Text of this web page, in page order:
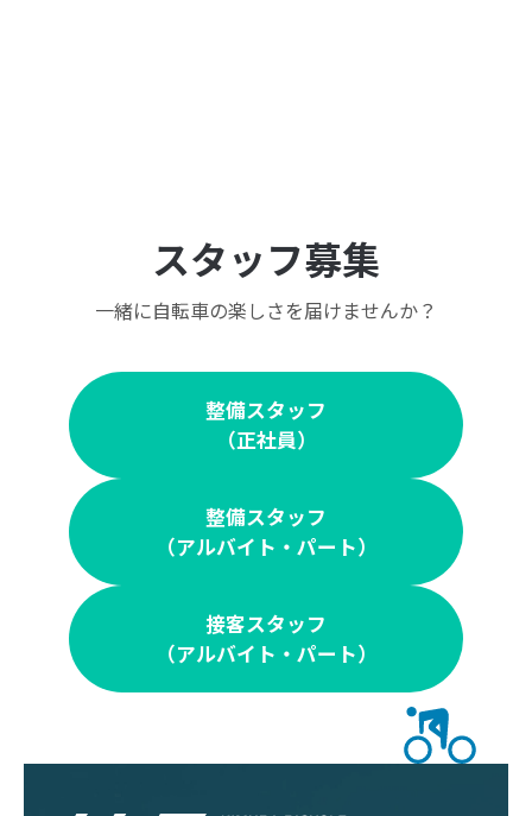
スタッフ募集
一緒に自転車の楽しさを届けませんか？
整備スタッフ
（正社員）
整備スタッフ
（アルバイト・パート）
接客スタッフ
（アルバイト・パート）